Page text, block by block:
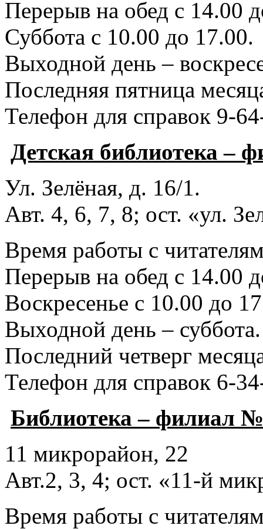
Перерыв на обед с 14.00
Суббота с 10.00 до 17.00.
Выходной день –
Последняя пятница
Телефон для справок 9-
Детская библиотека –
Ул. Зелёная, д. 16/1.
Авт. 4, 6, 7, 8; ост. «ул.
Время работы с
Перерыв на обед с 14.00
Воскресенье с 10.00 до
Выходной день – суббота.
Последний четверг
Телефон для справок 6-
Библиотека – филиал
11 микрорайон, 22
Авт.2, 3, 4; ост. «11-й
Время работы с